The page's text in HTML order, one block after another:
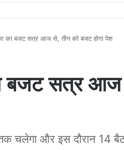
का बजट सत्र आज से, तीन को बजट होगा पेश
बजट सत्र
चलेगा और इस दौरान 14